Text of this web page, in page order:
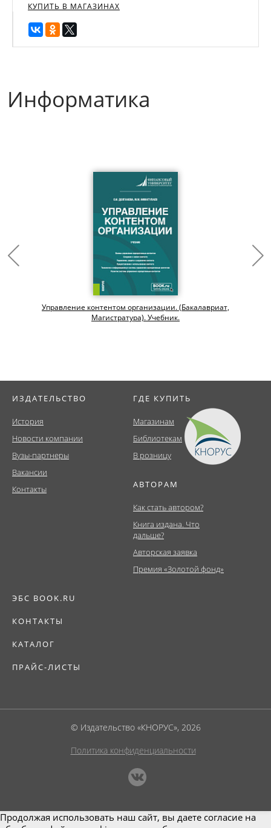
КУПИТЬ В МАГАЗИНАХ
Информатика
Управление контентом организации. (Бакалавриат,
Магистратура). Учебник.
ИЗДАТЕЛЬСТВО
История
Новости компании
Вузы-партнеры
Вакансии
Контакты
ГДЕ КУПИТЬ
Магазинам
Библиотекам
В розницу
АВТОРАМ
Как стать автором?
Книга издана. Что
дальше?
Авторская заявка
Премия «Золотой фонд»
ЭБС BOOK.RU
КОНТАКТЫ
КАТАЛОГ
ПРАЙС-ЛИСТЫ
© Издательство «КНОРУС», 2026
Политика конфиденциальности
Продолжая использовать наш сайт, вы даете согласие на